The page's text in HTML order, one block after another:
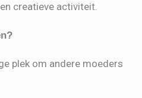
creatieve activiteit.
plek om andere moeders